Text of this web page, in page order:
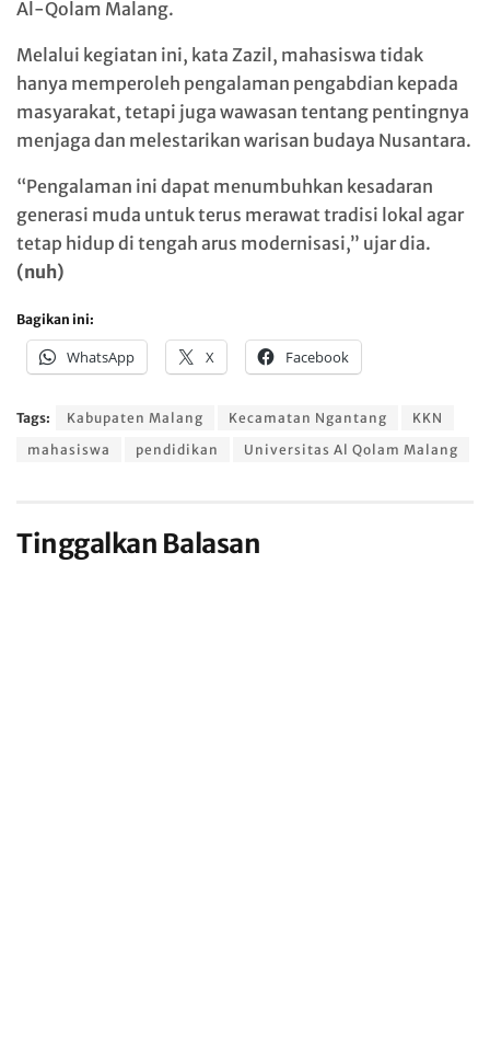
Al-Qolam Malang.
Melalui kegiatan ini, kata Zazil, mahasiswa tidak
hanya memperoleh pengalaman pengabdian kepada
masyarakat, tetapi juga wawasan tentang pentingnya
menjaga dan melestarikan warisan budaya Nusantara.
“Pengalaman ini dapat menumbuhkan kesadaran
generasi muda untuk terus merawat tradisi lokal agar
tetap hidup di tengah arus modernisasi,” ujar dia.
(nuh)
Bagikan ini:
WhatsApp X Facebook
Tags: Kabupaten Malang Kecamatan Ngantang
KKN
mahasiswa
pendidikan Universitas Al Qolam Malang
Tinggalkan Balasan